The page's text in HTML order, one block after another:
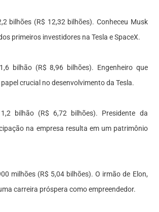
bilhões (R$ 12,32 bilhões). Conheceu Musk
primeiros investidores na Tesla e SpaceX.
bilhão (R$ 8,96 bilhões). Engenheiro que
crucial no desenvolvimento da Tesla.
bilhão (R$ 6,72 bilhões). Presidente da
na empresa resulta em um patrimônio
milhões (R$ 5,04 bilhões). O irmão de Elon,
carreira próspera como empreendedor.